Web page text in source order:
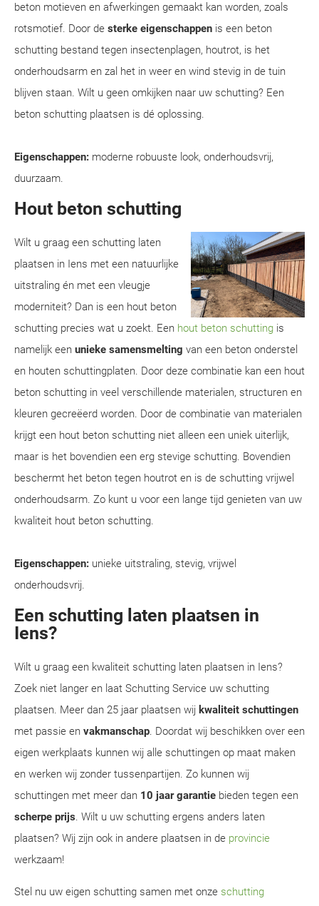
beton motieven en afwerkingen gemaakt kan worden, zoals
rotsmotief. Door de sterke eigenschappen is een beton
schutting bestand tegen insectenplagen, houtrot, is het
onderhoudsarm en zal het in weer en wind stevig in de tuin
blijven staan. Wilt u geen omkijken naar uw schutting? Een
beton schutting plaatsen is dé oplossing.
Eigenschappen: moderne robuuste look, onderhoudsvrij,
duurzaam.
Hout beton schutting
Wilt u graag een schutting laten
plaatsen in Iens met een natuurlijke
uitstraling én met een vleugje
moderniteit? Dan is een hout beton
schutting precies wat u zoekt. Een hout beton schutting is
namelijk een unieke samensmelting van een beton onderstel
en houten schuttingplaten. Door deze combinatie kan een hout
beton schutting in veel verschillende materialen, structuren en
kleuren gecreëerd worden. Door de combinatie van materialen
krijgt een hout beton schutting niet alleen een uniek uiterlijk,
maar is het bovendien een erg stevige schutting. Bovendien
beschermt het beton tegen houtrot en is de schutting vrijwel
onderhoudsarm. Zo kunt u voor een lange tijd genieten van uw
kwaliteit hout beton schutting.
Eigenschappen: unieke uitstraling, stevig, vrijwel
onderhoudsvrij.
Een schutting laten plaatsen in
Iens?
Wilt u graag een kwaliteit schutting laten plaatsen in Iens?
Zoek niet langer en laat Schutting Service uw schutting
plaatsen. Meer dan 25 jaar plaatsen wij kwaliteit schuttingen
met passie en vakmanschap. Doordat wij beschikken over een
eigen werkplaats kunnen wij alle schuttingen op maat maken
en werken wij zonder tussenpartijen. Zo kunnen wij
schuttingen met meer dan 10 jaar garantie bieden tegen een
scherpe prijs. Wilt u uw schutting ergens anders laten
plaatsen? Wij zijn ook in andere plaatsen in de provincie
werkzaam!
Stel nu uw eigen schutting samen met onze schutting